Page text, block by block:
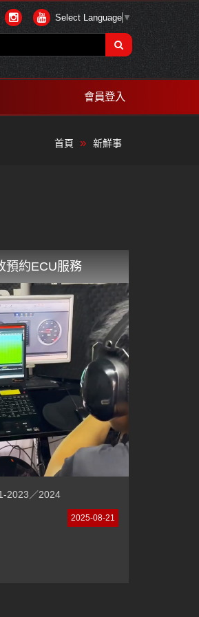
Select Language ▼
會員登入
首頁 新鮮事
預約ECU服務
2023／2024
2025-08-21